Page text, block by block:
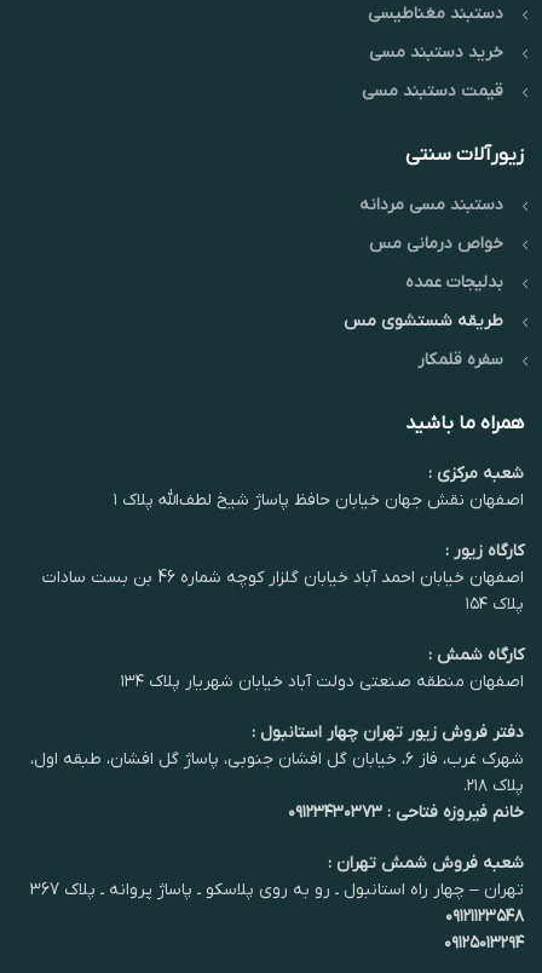
دستبند مغناطیسی
خرید دستبند مسی
قیمت دستبند مسی
زیورآلات سنتی
دستبند مسی مردانه
خواص درمانی مس
بدلیجات عمده
طریقه شستشوی مس
سفره قلمکار
همراه ما باشید
شعبه مرکزی :
اصفهان نقش جهان خیابان حافظ پاساژ شیخ لطف‌الله پلاک ۱
کارگاه زیور :
اصفهان خیابان احمد آباد خیابان گلزار کوچه شماره 46 بن بست سادات
پلاک ۱۵۴
کارگاه شمش :
اصفهان منطقه صنعتی دولت آباد خیابان شهریار پلاک ۱۳۴
دفتر فروش زیور تهران چهار استانبول :
شهرک غرب، فاز ۶، خیابان گل افشان جنوبی، پاساژ گل افشان، طبقه اول،
پلاک ۲۱۸.
خانم فیروزه فتاحی : ۰۹۱۲۳۴۳۰۳۷۳
شعبه فروش شمش تهران :
تهران – چهار راه استانبول ـ رو به روی پلاسکو ـ پاساژ پروانه ـ پلاک 367
۰۹۱۲۱۱۲۳۵۴۸
۰۹۱۲۵۰۱۳۲۹۴